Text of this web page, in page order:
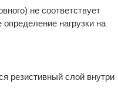
не соответствует
нагрузки на
резистивный слой внутри